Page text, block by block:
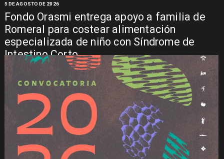
Fondo Orasmi entrega apoyo a familia de
Romeral para costear alimentación
especializada de niño con Síndrome de
Intestino Corto
5 DE AGOSTO DE 2026